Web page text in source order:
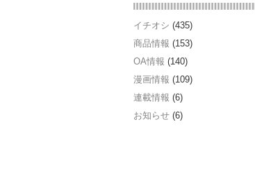
イチオシ (435)
商品情報 (153)
OA情報 (140)
漫画情報 (109)
連載情報 (6)
お知らせ (6)